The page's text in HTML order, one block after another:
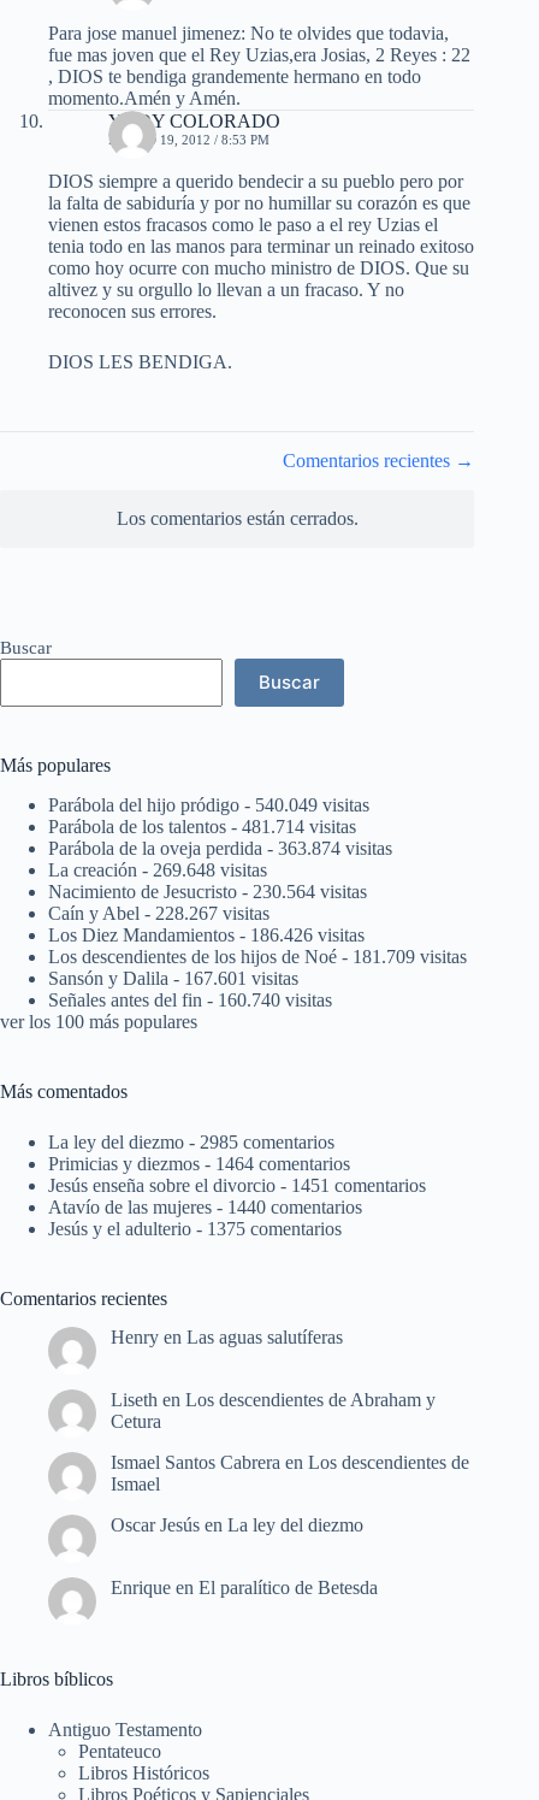
Para jose manuel jimenez: No te olvides que todavia,
fue mas joven que el Rey Uzias,era Josias, 2 Reyes : 22
, DIOS te bendiga grandemente hermano en todo
momento.Amén y Amén.
YUDY COLORADO
MARZO 19, 2012 / 8:53 PM
DIOS siempre a querido bendecir a su pueblo pero por
la falta de sabiduría y por no humillar su corazón es que
vienen estos fracasos como le paso a el rey Uzias el
tenia todo en las manos para terminar un reinado exitoso
como hoy ocurre con mucho ministro de DIOS. Que su
altivez y su orgullo lo llevan a un fracaso. Y no
reconocen sus errores.
DIOS LES BENDIGA.
Comentarios recientes →
Los comentarios están cerrados.
Buscar
Buscar
Más populares
Parábola del hijo pródigo - 540.049 visitas
Parábola de los talentos - 481.714 visitas
Parábola de la oveja perdida - 363.874 visitas
La creación - 269.648 visitas
Nacimiento de Jesucristo - 230.564 visitas
Caín y Abel - 228.267 visitas
Los Diez Mandamientos - 186.426 visitas
Los descendientes de los hijos de Noé - 181.709 visitas
Sansón y Dalila - 167.601 visitas
Señales antes del fin - 160.740 visitas
ver los 100 más populares
Más comentados
La ley del diezmo - 2985 comentarios
Primicias y diezmos - 1464 comentarios
Jesús enseña sobre el divorcio - 1451 comentarios
Atavío de las mujeres - 1440 comentarios
Jesús y el adulterio - 1375 comentarios
Comentarios recientes
Henry en Las aguas salutíferas
Liseth en Los descendientes de Abraham y
Cetura
Ismael Santos Cabrera en Los descendientes de
Ismael
Oscar Jesús en La ley del diezmo
Enrique en El paralítico de Betesda
Libros bíblicos
Antiguo Testamento
Pentateuco
Libros Históricos
Libros Poéticos y Sapienciales